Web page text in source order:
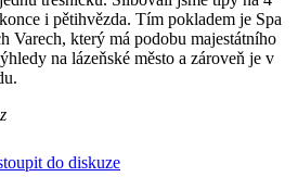
i pětihvězda. Tím pokladem je Spa
Varech, který má podobu majestátního
na lázeňské město a zároveň je v
do diskuze